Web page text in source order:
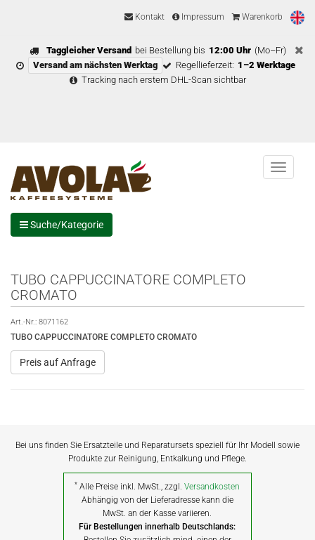
Kontakt Impressum Warenkorb
Taggleicher Versand bei Bestellung bis 12:00 Uhr (Mo–Fr)
Versand am nächsten Werktag
Regellieferzeit: 1–2 Werktage
Tracking nach erstem DHL-Scan sichtbar
Menu
Suche/Kategorie
TUBO CAPPUCCINATORE COMPLETO
CROMATO
Art.-Nr.: 8071162
TUBO CAPPUCCINATORE COMPLETO CROMATO
Preis auf Anfrage
Bei uns finden Sie Ersatzteile und Reparatursets speziell für Ihr Modell sowie
Produkte zur Reinigung, Entkalkung und Pflege.
* Alle Preise inkl. MwSt., zzgl.Versandkosten
Abhängig von der Lieferadresse kann die
MwSt. an der Kasse variieren.
Für Bestellungen innerhalb Deutschlands: